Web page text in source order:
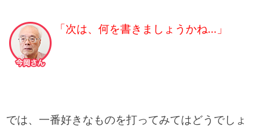
「次は、何を書きましょうかね…」
では、一番好きなものを打ってみてはどうでしょ